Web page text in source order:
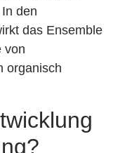
den
das Ensemble
von
organisch